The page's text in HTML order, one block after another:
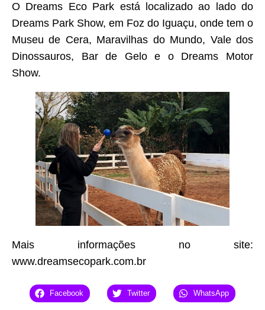
O Dreams Eco Park está localizado ao lado do
Dreams Park Show, em Foz do Iguaçu, onde tem o
Museu de Cera, Maravilhas do Mundo, Vale dos
Dinossauros, Bar de Gelo e o Dreams Motor
Show.
Mais informações no site:
www.dreamsecopark.com.br
Facebook Twitter WhatsApp